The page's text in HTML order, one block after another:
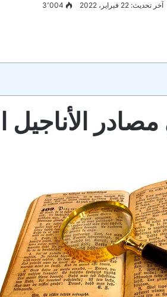
آخر تحديث: 22 فبراير، 2022 3٬004
الأناجيل